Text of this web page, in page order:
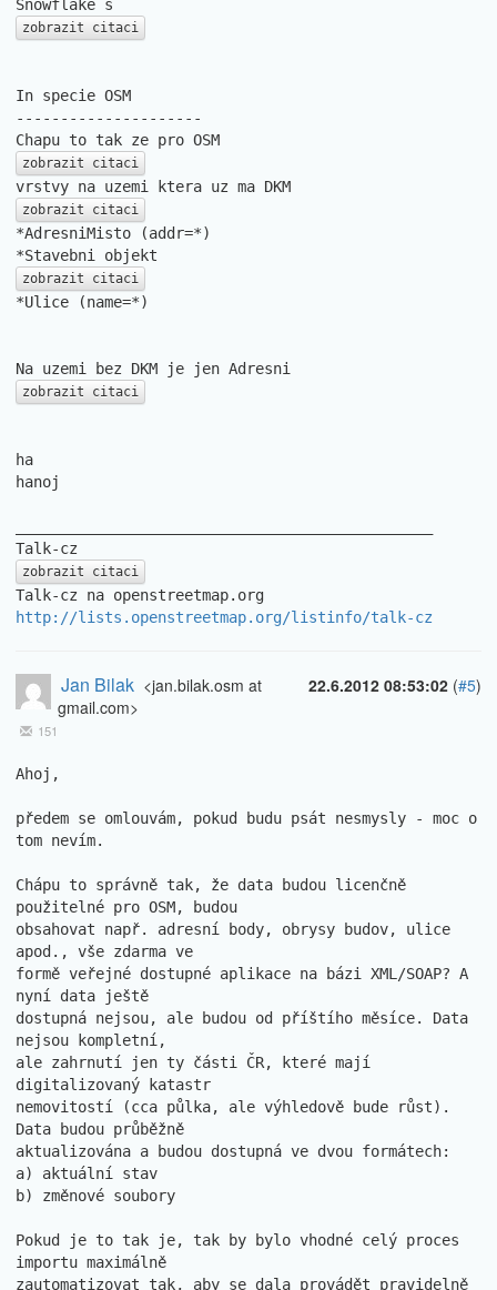
zobrazit citaci
In specie OSM
---------------------
zobrazit citaci
zobrazit citaci
*AdresniMisto (addr=*)
zobrazit citaci
*Ulice (name=*)
zobrazit citaci
ha
hanoj
zobrazit citaci
http://lists.openstreetmap.org/listinfo/talk-cz
22.6.2012 08:53:02 (#5)
Jan Bilak <jan.bilak.osm at
gmail.com>
151
Ahoj,
předem se omlouvám, pokud budu psát nesmysly - moc o
tom nevím.
Chápu to správně tak, že data budou licenčně
použitelné pro OSM, budou
obsahovat např. adresní body, obrysy budov, ulice
apod., vše zdarma ve
formě veřejné dostupné aplikace na bázi XML/SOAP? A
nyní data ještě
dostupná nejsou, ale budou od příštího měsíce. Data
nejsou kompletní,
ale zahrnutí jen ty části ČR, které mají
digitalizovaný katastr
nemovitostí (cca půlka, ale výhledově bude růst).
Data budou průběžně
aktualizována a budou dostupná ve dvou formátech:
a) aktuální stav
b) změnové soubory
Pokud je to tak je, tak by bylo vhodné celý proces
importu maximálně
zautomatizovat tak, aby se dala provádět pravidelně